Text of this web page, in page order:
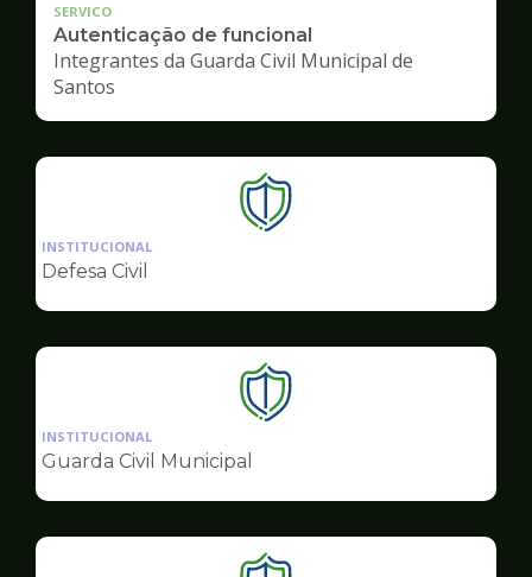
SERVICO
Autenticação de funcional
Integrantes da Guarda Civil Municipal de
Santos
Ilustração
da
Segurança
INSTITUCIONAL
Defesa Civil
Ilustração
da
Segurança
INSTITUCIONAL
Guarda Civil Municipal